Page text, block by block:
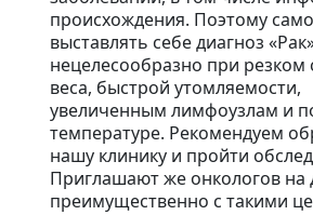
происхождения. Поэтому
выставлять себе диагноз
нецелесообразно при резком
веса, быстрой утомляемости,
увеличенным лимфоузлам и
температуре. Рекомендуем
нашу клинику и пройти
Приглашают же онкологов на
преимущественно с такими